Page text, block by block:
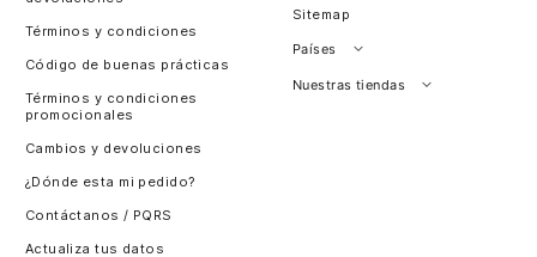
Términos y condiciones
Código de buenas prácticas
Términos y condiciones
promocionales
Cambios y devoluciones
¿Dónde esta mi pedido?
Contáctanos / PQRS
Actualiza tus datos
Sitemap
Países
Perú
Nuestras tiendas